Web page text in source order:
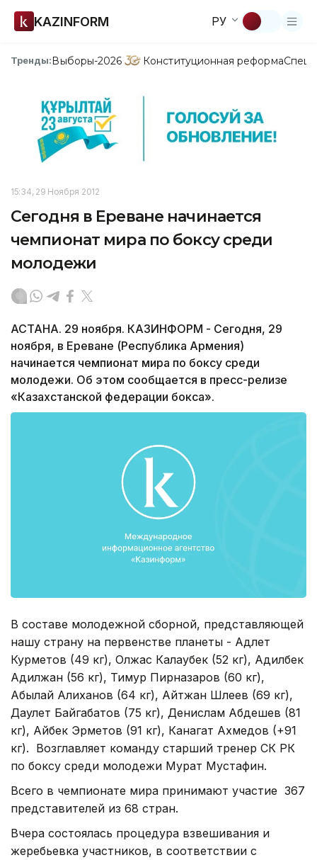
KAZINFORM РУ
Тренды:Выборы-2026 Конституционная реформа
15:34, 29 Ноября 2012
Сегодня в Ереване начинается
чемпионат мира по боксу среди
молодежи
АСТАНА. 29 ноября. КАЗИНФОРМ - Сегодня, 29
ноября, в Ереване (Республика Армения)
начинается чемпионат мира по боксу среди
молодежи. Об этом сообщается в пресс-релизе
«Казахстанской федерации бокса».
В составе молодежной сборной, представляющей
нашу страну на первенстве планеты - Адлет
Курметов (49 кг), Олжас Калаубек (52 кг), Адилбек
Адилжан (56 кг), Тимур Пирназаров (60 кг),
Абылай Алиханов (64 кг), Айтжан Шлеев (69 кг),
Даулет Байгабатов (75 кг), Денислам Абдешев (81
кг), Айбек Эрметов (91 кг), Канагат Ахмедов (+91
кг). Возглавляет команду старший тренер СК РК
по боксу среди молодежи Мурат Мустафин.
Всего в чемпионате мира принимают участие 367
представителей из 68 стран.
Вчера состоялась процедура взвешивания и
жеребьевка участников, в соответствии с